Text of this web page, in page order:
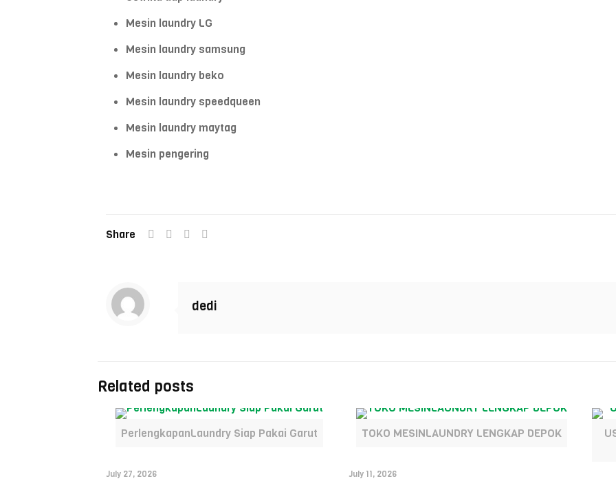
Mesin laundry LG
Mesin laundry samsung
Mesin laundry beko
Mesin laundry speedqueen
Mesin laundry maytag
Mesin pengering
Share
dedi
Related posts
PerlengkapanLaundry Siap Pakai Garut
July 27, 2026
TOKO MESINLAUNDRY LENGKAP DEPOK
July 11, 2026